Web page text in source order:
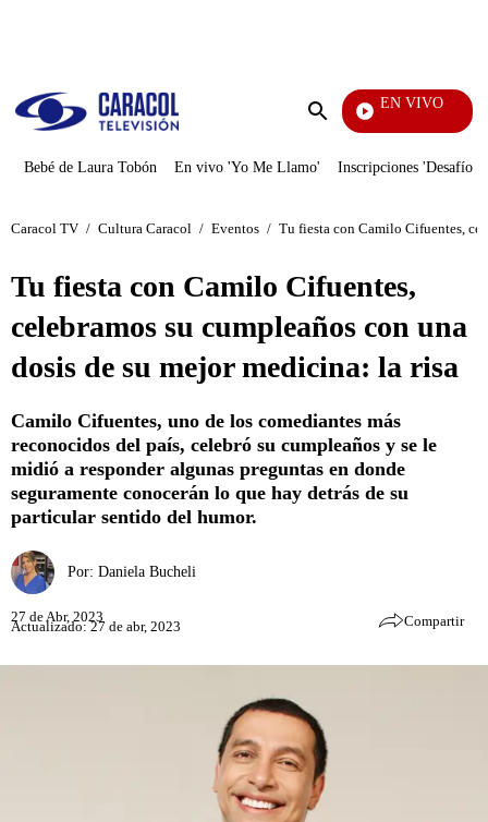
Enviar
EN VIVO
Noticias Caracol
Bebé de Laura Tobón En vivo 'Yo Me Llamo' Inscripciones 'Desafío'
Caracol TV / Cultura Caracol / Eventos / Tu fiesta con Camilo Cifuentes,
Tu fiesta con Camilo Cifuentes,
celebramos su cumpleaños con una
dosis de su mejor medicina: la risa
Camilo Cifuentes, uno de los comediantes más
reconocidos del país, celebró su cumpleaños y se le
midió a responder algunas preguntas en donde
seguramente conocerán lo que hay detrás de su
particular sentido del humor.
Por: Daniela Bucheli
27 de Abr, 2023
Actualizado: 27 de abr, 2023 Compartir